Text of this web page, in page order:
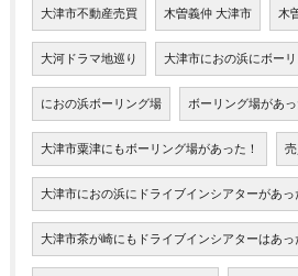
大津市不動産売買 木曽義仲 大津市 木
大河ドラマ地巡り 大津市におの浜にボーリ
におの浜ボーリング場 ボーリング場があっ
大津市粟津にもボーリング場があった！
大津市におの浜にドライブインシアターがあっ
大津市茶が崎にもドライブインシアターはあっ